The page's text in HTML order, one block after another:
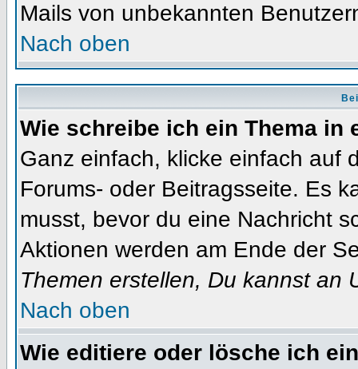
Mails von unbekannten
Nach oben
Wie schreibe ich ein Thema in
Ganz einfach, klicke einfach auf
Forums- oder Beitragsseite. Es
musst, bevor du eine Nachricht
Aktionen werden am Ende der
Themen erstellen, Du kannst an
Nach oben
Wie editiere oder lösche ich